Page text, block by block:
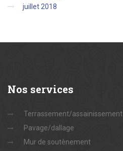
juillet 2018
Nos services
Terrassement/assainissement
Pavage/dallage
Mur de soutènement